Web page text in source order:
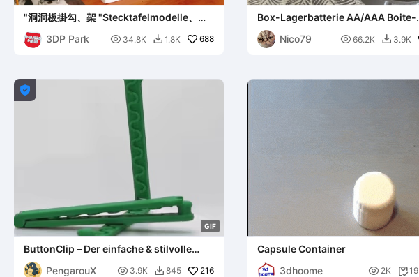
"洞洞板掛勾、架 "Stecktafelmodelle、
3DP Park
 34.8K  1.8K 688
Box-Lagerbatterie AA/AAA Boite-
Lagerstapel AA/AAA
Nico79
 66.2K  3.9K
GIF

ButtonClip – Der einfache & stilvolle
Beutelclip - Print-In-Place
PengarouX
 3.9K  845 216
Capsule Container
3dhoome
 2K 19